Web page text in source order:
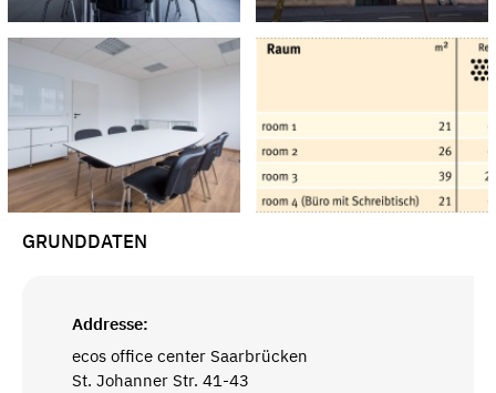
GRUNDDATEN
Addresse:
ecos office center Saarbrücken
St. Johanner Str. 41-43